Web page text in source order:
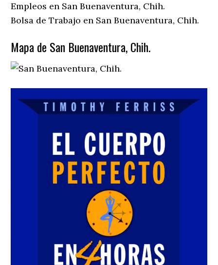
Empleos en San Buenaventura, Chih.
Bolsa de Trabajo en San Buenaventura, Chih.
Mapa de San Buenaventura, Chih.